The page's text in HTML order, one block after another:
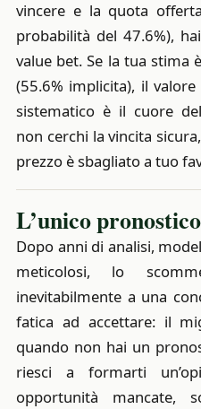
vincere e la quota
probabilità del 47.6%),
value bet. Se la tua stima
(55.6% implicita), il
sistematico è il cuore
non cerchi la vincita
prezzo è sbagliato a tuo
L’unico
Dopo anni di analisi,
meticolosi, lo
inevitabilmente a una
fatica ad accettare: il
quando non hai un
riesci a formarti
opportunità mancate,